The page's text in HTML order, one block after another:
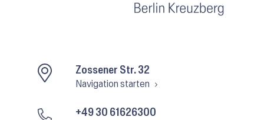
Zossener Str. 32
Navigation starten
+49 30 61626300